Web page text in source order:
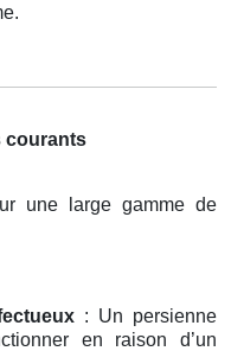
courants
une large gamme de
: Un persienne
en raison d’un